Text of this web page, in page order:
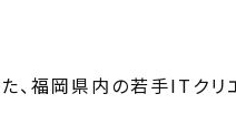
福岡県内の若手ITクリ